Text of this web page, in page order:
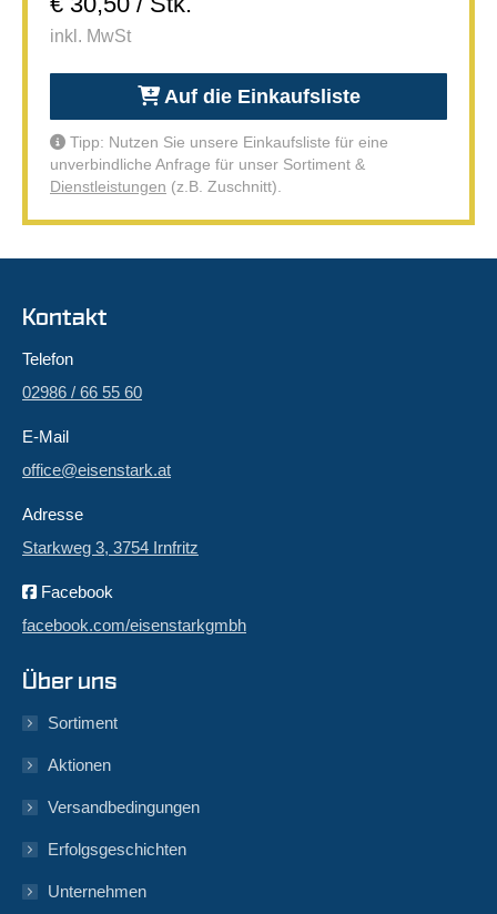
inkl. MwSt
Auf die Einkaufsliste
Tipp: Nutzen Sie unsere Einkaufsliste für eine
unverbindliche Anfrage für unser Sortiment &
Dienstleistungen (z.B. Zuschnitt).
Kontakt
Telefon
02986 / 66 55 60
E-Mail
office@eisenstark.at
Adresse
Starkweg 3, 3754 Irnfritz
Facebook
facebook.com/eisenstarkgmbh
Über uns
Sortiment
Aktionen
Versandbedingungen
Erfolgsgeschichten
Unternehmen